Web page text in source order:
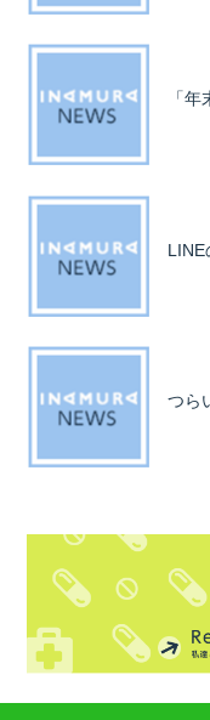
「
LINE
つら